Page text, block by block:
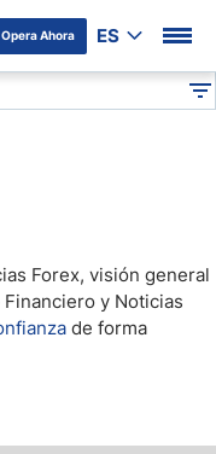
Opera Ahora ES
Forex, visión general
y Noticias
de forma